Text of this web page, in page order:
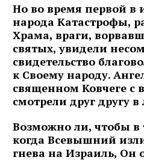
Но во время первой в
народа Катастрофы,
Храма, враги,
святых, увидели
свидетельство
к Своему народу.
священном Ковчеге с
смотрели друг другу
Возможно ли, чтобы в
когда Всевышний
гнева на Израиль, Он